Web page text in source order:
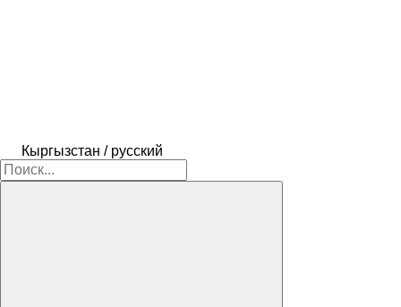
Кыргызстан / русский